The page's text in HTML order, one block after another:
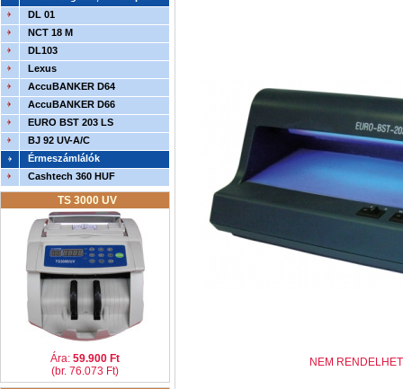
DL 01
NCT 18 M
DL103
Lexus
AccuBANKER D64
AccuBANKER D66
EURO BST 203 LS
BJ 92 UV-A/C
Érmeszámlálók
Cashtech 360 HUF
TS 3000 UV
Ára: 59.900 Ft
(br. 76.073 Ft)
NEM